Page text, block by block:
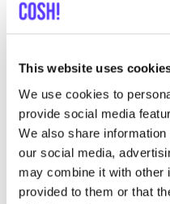
This website uses
We use cookies to
provide social media
We also share
our social media,
may combine it with other
provided to them or that
Bezoek website